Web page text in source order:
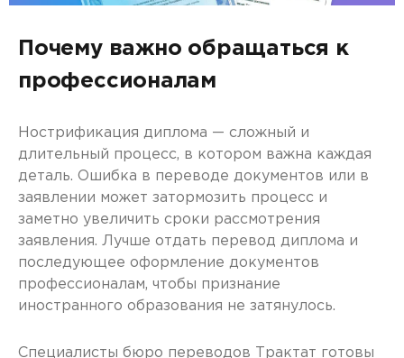
Почему важно обращаться к
профессионалам
Нострификация диплома — сложный и
длительный процесс, в котором важна каждая
деталь. Ошибка в переводе документов или в
заявлении может затормозить процесс и
заметно увеличить сроки рассмотрения
заявления. Лучше отдать перевод диплома и
последующее оформление документов
профессионалам, чтобы признание
иностранного образования не затянулось.
Специалисты бюро переводов Трактат готовы